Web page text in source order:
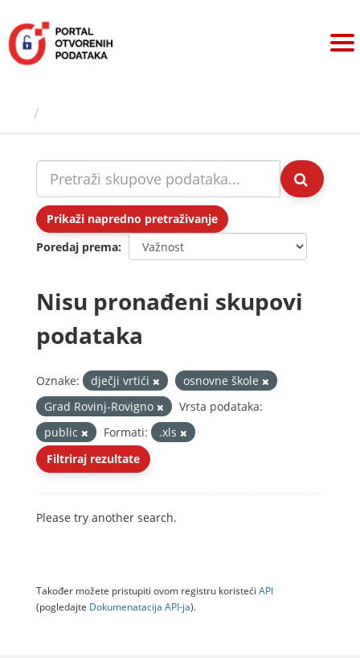
sadržaj
Prikaži napredno pretraživanje
Poredaj prema
Nisu pronađeni skupovi
podataka
Oznake: dječji vrtići
osnovne škole
Grad Rovinj-Rovigno
Vrsta podataka:
public
Formati:
.xls
Filtriraj rezultate
Please try another search.
Također možete pristupiti ovom registru koristeći API
(pogledajte Dokumenаtаcijа API-jа).